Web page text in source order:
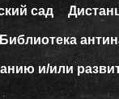
сад
Библиотека
и/или